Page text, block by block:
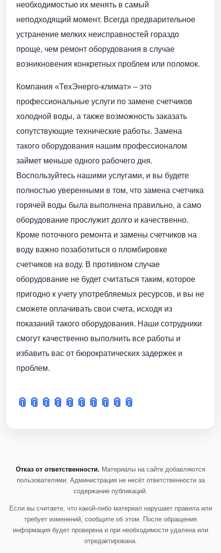
необходимостью их менять в самый
неподходящий момент. Всегда предварительное
устранение мелких неисправностей гораздо
проще, чем ремонт оборудования в случае
возникновения конкретных проблем или поломок.
Компания «ТехЭнерго-климат» – это
профессиональные услуги по замене счетчиков
холодной воды, а также возможность заказать
сопутствующие технические работы. Замена
такого оборудования нашим профессионалом
займет меньше одного рабочего дня.
Воспользуйтесь нашими услугами, и вы будете
полностью уверенными в том, что замена счетчика
горячей воды была выполнена правильно, а само
оборудование прослужит долго и качественно.
Кроме поточного ремонта и замены счетчиков на
воду важно позаботиться о пломбировке
счетчиков на воду. В противном случае
оборудование не будет считаться таким, которое
пригодно к учету употребляемых ресурсов, и вы не
сможете оплачивать свои счета, исходя из
показаний такого оборудования. Наши сотрудники
смогут качественно выполнить все работы и
избавить вас от бюрократических задержек и
проблем.
📎 📎 📎 📎 📎 📎 📎 📎 📎 📎
Отказ от ответственности. Материалы на сайте добавляются
пользователями. Администрация не несёт ответственности за
содержание публикаций.
Если вы считаете, что какой-либо материал нарушает правила или
требует изменений, сообщите об этом. После обращения
информация будет проверена и при необходимости удалена или
отредактирована.